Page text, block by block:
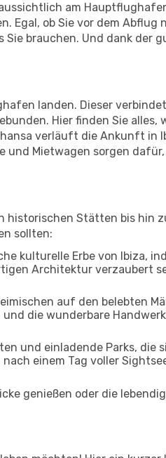
am
Egal, ob Sie vor dem Abflug
brauchen. Und dank der
landen. Dieser
Hier finden Sie alles,
verläuft die Ankunft in
Mietwagen sorgen
historischen Stätten bis hin
sollten:
kulturelle Erbe von Ibiza,
Architektur verzaubert
auf den belebten
die wunderbare
und einladende Parks,
einem Tag voller
genießen oder die